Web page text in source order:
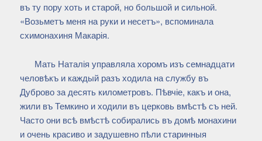
въ ту пору хоть и старой, но большой и сильной.
«Возьметъ меня на руки и несетъ», вспоминала
схимонахиня Макарія.
Мать Наталія управляла хоромъ изъ семнадцати
человѣкъ и каждый разъ ходила на службу въ
Дуброво за десять километровъ. Пѣвчіе, какъ и она,
жили въ Темкино и ходили въ церковь вмѣстѣ съ ней.
Часто они всѣ вмѣстѣ собирались въ домѣ монахини
и очень красиво и задушевно пѣли старинныя